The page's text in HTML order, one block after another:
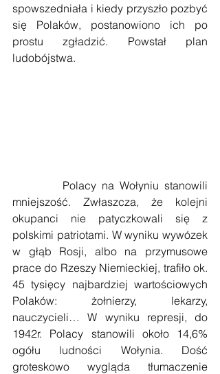
spowszedniała i kiedy przyszło pozbyć
się Polaków, postanowiono ich po
prostu zgładzić. Powstał plan
ludobójstwa.
mniejszość. Zwłaszcza, że kolejni
okupanci nie patyczkowali się z
polskimi patriotami. W wyniku wywózek
w głąb Rosji, albo na przymusowe
prace do Rzeszy Niemieckiej, trafiło ok.
45 tysięcy najbardziej wartościowych
Polaków: żołnierzy, lekarzy,
nauczycieli… W wyniku represji, do
1942r. Polacy stanowili około 14,6%
ogółu ludności Wołynia. Dość
groteskowo wygląda tłumaczenie